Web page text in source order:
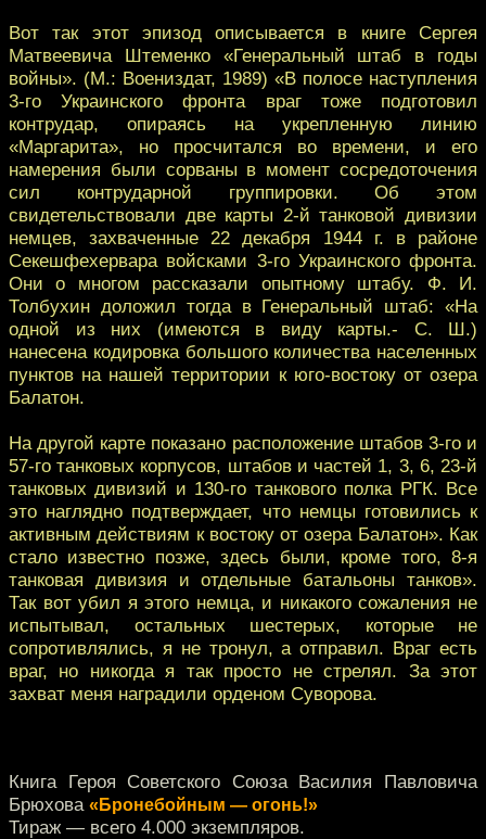
Вот так этот эпизод описывается в книге Сергея
Матвеевича Штеменко «Генеральный штаб в годы
войны». (М.: Воениздат, 1989) «В полосе наступления
3-го Украинского фронта враг тоже подготовил
контрудар, опираясь на укрепленную линию
«Маргарита», но просчитался во времени, и его
намерения были сорваны в момент сосредоточения
сил контрударной группировки. Об этом
свидетельствовали две карты 2-й танковой дивизии
немцев, захваченные 22 декабря 1944 г. в районе
Секешфехервара войсками 3-го Украинского фронта.
Они о многом рассказали опытному штабу. Ф. И.
Толбухин доложил тогда в Генеральный штаб: «На
одной из них (имеются в виду карты.- С. Ш.)
нанесена кодировка большого количества населенных
пунктов на нашей территории к юго-востоку от озера
Балатон.
На другой карте показано расположение штабов 3-го и
57-го танковых корпусов, штабов и частей 1, 3, 6, 23-й
танковых дивизий и 130-го танкового полка РГК. Все
это наглядно подтверждает, что немцы готовились к
активным действиям к востоку от озера Балатон». Как
стало известно позже, здесь были, кроме того, 8-я
танковая дивизия и отдельные батальоны танков».
Так вот убил я этого немца, и никакого сожаления не
испытывал, остальных шестерых, которые не
сопротивлялись, я не тронул, а отправил. Враг есть
враг, но никогда я так просто не стрелял. За этот
захват меня наградили орденом Суворова.
Книга Героя Советского Союза Василия Павловича
Брюхова «Бронебойным — огонь!»
Тираж — всего 4.000 экземпляров.